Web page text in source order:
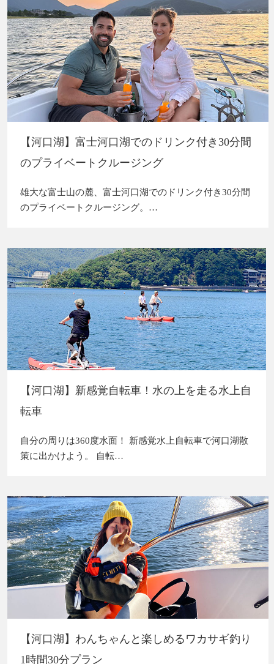
【河口湖】富士河口湖でのドリンク付き30分間
のプライベートクルージング
雄大な富士山の麓、富士河口湖でのドリンク付き30分間
のプライベートクルージング。…
【河口湖】新感覚自転車！水の上を走る水上自
転車
自分の周りは360度水面！ 新感覚水上自転車で河口湖散
策に出かけよう。 自転…
【河口湖】わんちゃんと楽しめるワカサギ釣り
1時間30分プラン